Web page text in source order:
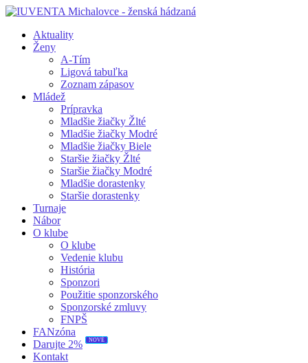
Aktuality
Ženy
A-Tím
Ligová tabuľka
Zoznam zápasov
Mládež
Prípravka
Mladšie žiačky Žlté
Mladšie žiačky Modré
Mladšie žiačky Biele
Staršie žiačky Žlté
Staršie žiačky Modré
Mladšie dorastenky
Staršie dorastenky
Turnaje
Nábor
O klube
O klube
Vedenie klubu
História
Sponzori
Použitie sponzorského
Sponzorské zmluvy
FNPŠ
FANzóna
Darujte 2%
NOVÉ
Kontakt